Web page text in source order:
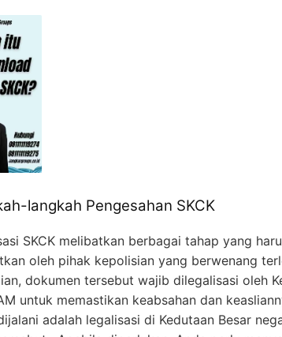
langkah Pengesahan SKCK
SKCK melibatkan berbagai tahap yang
oleh pihak kepolisian yang berwenang
dokumen tersebut wajib dilegalisasi oleh
untuk memastikan keabsahan dan
adalah legalisasi di Kedutaan Besar